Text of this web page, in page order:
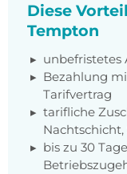
Diese
Tempton
unbefristetes
Bezahlung
Tarifvertrag
tarifliche
bis zu 30